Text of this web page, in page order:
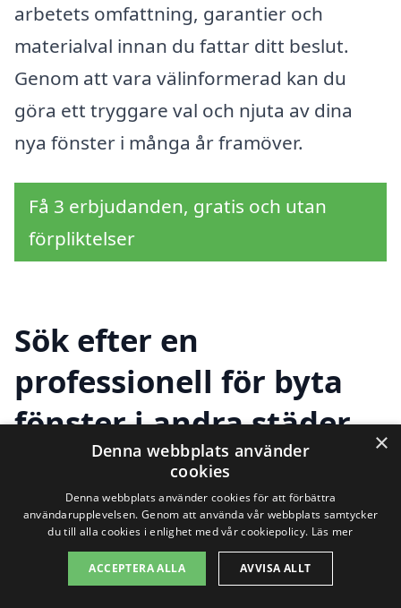
arbetets omfattning, garantier och
materialval innan du fattar ditt beslut.
Genom att vara välinformerad kan du
göra ett tryggare val och njuta av dina
nya fönster i många år framöver.
Få 3 erbjudanden, gratis och utan
förpliktelser
Sök efter en
professionell för byta
fönster i andra städer
nära Nolvik
Att byta fönster kan vara en betydande
investering för ditt hem, och det är viktigt
×
Denna webbplats använder
cookies
Denna webbplats använder cookies för att förbättra
användarupplevelsen. Genom att använda vår webbplats samtycker
du till alla cookies i enlighet med vår cookiepolicy. Läs mer
ACCEPTERA ALLA AVVISA ALLT